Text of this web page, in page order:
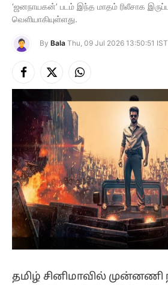
‘ஜனநாயகன்’ படம் இந்த மாதம் ரிலீசாக
வெளியாகியுள்ளது.
By Bala Thu, 09 Jul 2026 13:50:51 IST
Facebook
X
(Twitter)
Instagram
தமிழ் சினிமாவில் முன்னணி